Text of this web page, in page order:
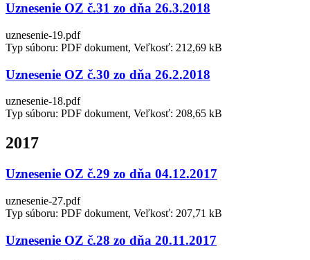
Uznesenie OZ č.31 zo dňa 26.3.2018
uznesenie-19.pdf
Typ súboru: PDF dokument, Veľkosť: 212,69 kB
Uznesenie OZ č.30 zo dňa 26.2.2018
uznesenie-18.pdf
Typ súboru: PDF dokument, Veľkosť: 208,65 kB
2017
Uznesenie OZ č.29 zo dňa 04.12.2017
uznesenie-27.pdf
Typ súboru: PDF dokument, Veľkosť: 207,71 kB
Uznesenie OZ č.28 zo dňa 20.11.2017